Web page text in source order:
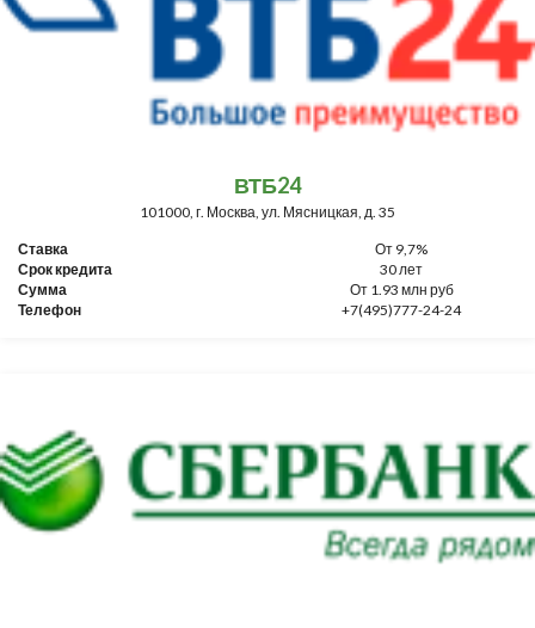
ВТБ24
101000, г. Москва, ул. Мясницкая, д. 35
Ставка
От 9,7%
Срок кредита
30 лет
Сумма
От 1.93 млн руб
Телефон
+7(495)777-24-24